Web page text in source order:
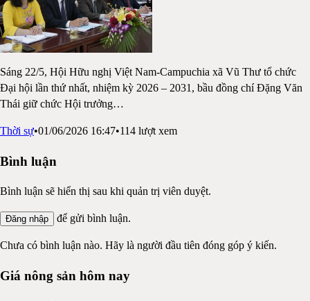
Sáng 22/5, Hội Hữu nghị Việt Nam-Campuchia xã Vũ Thư tổ chức
Đại hội lần thứ nhất, nhiệm kỳ 2026 – 2031, bầu đồng chí Đặng Văn
Thái giữ chức Hội trưởng…
Thời sự•01/06/2026 16:47•114 lượt xem
Bình luận
Bình luận sẽ hiển thị sau khi quản trị viên duyệt.
Đăng nhập để gửi bình luận.
Chưa có bình luận nào. Hãy là người đầu tiên đóng góp ý kiến.
Giá nông sản hôm nay